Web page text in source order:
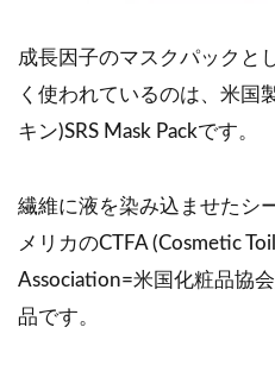
成長因子のマスクパックと
く使われているのは、米国
キン)SRS Mask Packです。
繊維に液を染み込ませたシ
メリカのCTFA (Cosmetic
Association=米国化粧品協
品です。